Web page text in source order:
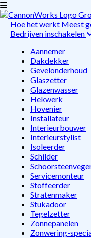
Hoe het werkt Meest
Bedrijven inschakelen
Aannemer
Dakdekker
Gevelonderhoud
Glaszetter
Glazenwasser
Hekwerk
Hovenier
Installateur
Interieurbouwer
Interieurstylist
Isoleerder
Schilder
Servicemonteur
Stoffeerder
Stratenmaker
Stukadoor
Tegelzetter
Zonnepanelen
Zonwering-